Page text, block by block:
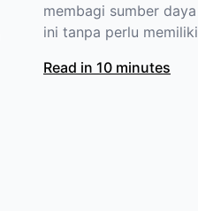
membagi sumber
ini tanpa perlu
Read in 10 minutes